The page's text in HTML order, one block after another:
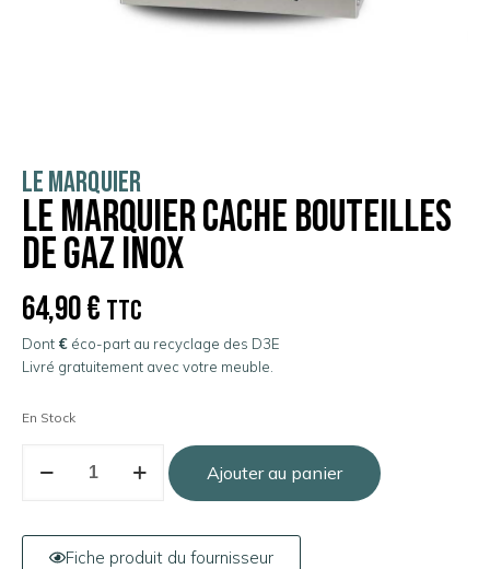
LE MARQUIER
Le Marquier Cache bouteilles
de gaz inox
64,90€ TTC
Dont € éco-part au recyclage des D3E
Livré gratuitement avec votre meuble.
En Stock
Ajouter au panier
Fiche produit du fournisseur